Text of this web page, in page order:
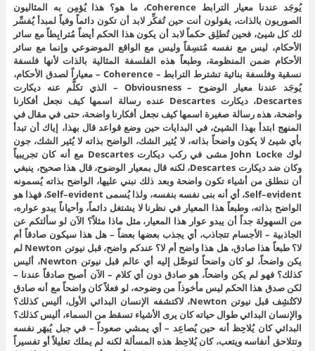
يُوجَد عندنا معيار الترابط Coherence، ما هو؟ هذا يُؤمِن به المثاليون
الصوريون بالذات، يقولون أنت حين تُفكِّر لابد أن تكون دائماً وفياً لمبدأ يُفسِّر
لك كل شيئ، فحين تُطلِق حكماً لابد أن يكون هذا الحكم أيضاً مُترابِطاً مع سائر
الأحكام، ليس مع نفسه مُتسِقاً وليس مع الواقع الموضوعي وإنما مع سائر
الأحكام ضمن المنظومة، وطبعاً هذه الفلسفة المثالية بالذات لأنها فلسفة
نسقية وفلسفة بنائية تشترط الترابط – Coherence – معياراً لصدق الأحكام،
يُوجَد عندنا معيار الوضوح – Obviousness – الذي تكلَّم عنه ديكارت
Descartes، ديكارت Descartes عنده رسالة اسمها كيف نجعل أفكارنا
واضحة، هذه رسالة صغيرة اسمها كيف نجعل أفكارنا واضحة، حتى في مقال في
المنهج ابتدأ بهذا الشيئ، في البدايات حين وضع قواعد قال بهذا، إياك أن تبدأ
بأي شيئ لا يكون واضحاً بذاته، لا يُثير الشك، الواضح بذاته لا يُثير الشك، جون
لوك John Locke مشى في ركب ديكارت Descartes مع أنه كان تجريبياً
وكان ضد ديكارت Descartes، لكنه قال بمعيار الوضوح، قال هذا صحيح، ينبغي
أن ننطلق من أشياء تكون واضحة وبعد ذلك نبني عليها، الواضح بذاته يُسمونه
Self–evident، أي أنه بنى نفسه بنفسه، ولذا يُسمى Self–evident، فهذا هو
الواضح بذاته، وطبعاً هذا المعيار في نظرنا لا يشتغل دائماً، وأحياناً يبدو عواره،
من السهولة جداً أن يبدو عوار هذا المعيار، مثل ماذا مثلاً؟ الآن لو سألتكم عن
الجاذبية – الأجسام تتجاذب، أي يجذب بعضها بعضاً – هل هذا سيكون صادقاً أم
لا؟ طبعاً هذا صادق، هل هذا واضح أم لا؟ عندكم واضح، قبل نيوتن Newton لم
يكن واضحاً، لو كان واضحاً لتوصَّل إليه أي عالم قبل نيوتن Newton، أليس
كذلك؟ فهو لم يكن واضحاً، هو صادق دون أي كلام – الآن أصبح صادقاً عندنا –
لكن صدق هذا الحكم ليس مأخوذاً من وضوحه، لو فعلاً كان واضحاً مع أنه صادق
لاكتُشِف قبل نيوتن Newton، لاكتشفه الإنسان البدائي الأول، أليس كذلك؟
والإنسان البدائي طوال حياته كان يرى الأشياء تسقط من السماء، أليس كذلك؟
البدائي كان يُلاحِظ أنه حين يُصاعِد – أي يمشي صعوداً – في جبل يُبهَر نفسه
وتتلاحق أنفاسه ويتعب، كان يُلاحِظ هذه المسألة لكنه لم يملك تعليلاً أو تفسيراً